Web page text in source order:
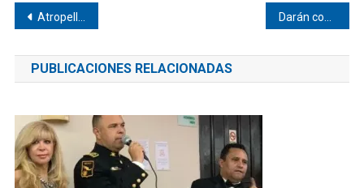
Navegación
de
entradas
Atropellaron a fémina en Pinotepa Darán concesiones en Pinotepa
PUBLICACIONES RELACIONADAS